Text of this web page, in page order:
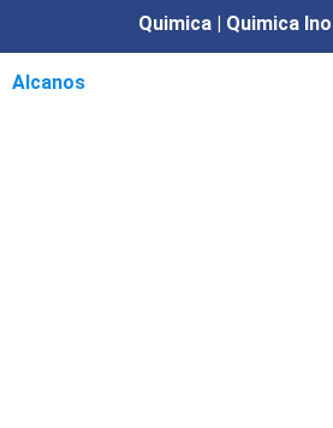
Quimica | Quimica
Alcanos